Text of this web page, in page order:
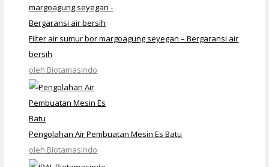
Filter air sumur bor margoagung seyegan – Bergaransi air
bersih
oleh Biotamasindo
Pengolahan Air Pembuatan Mesin Es Batu
oleh Biotamasindo